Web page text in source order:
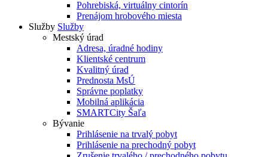
Pohrebiská, virtuálny cintorín
Prenájom hrobového miesta
Služby Služby
Mestský úrad
Adresa, úradné hodiny
Klientské centrum
Kvalitný úrad
Prednosta MsÚ
Správne poplatky
Mobilná aplikácia
SMARTCity Šaľa
Bývanie
Prihlásenie na trvalý pobyt
Prihlásenie na prechodný pobyt